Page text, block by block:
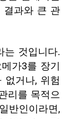
결과와 큰 관
는 것입니다.
가3를 장기
없거나, 위험
리를 목적으
반인이라면,